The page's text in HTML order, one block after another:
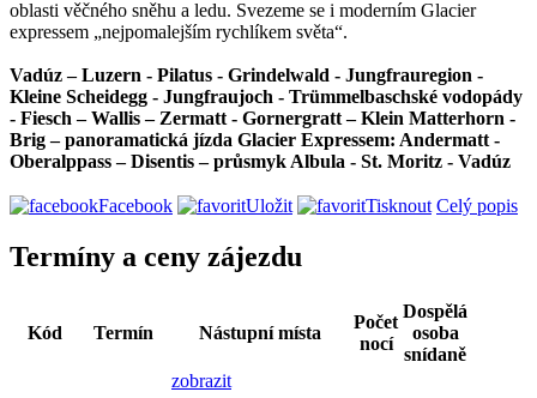
oblasti věčného sněhu a ledu. Svezeme se i moderním Glacier
expressem „nejpomalejším rychlíkem světa“.
Vadúz – Luzern - Pilatus - Grindelwald - Jungfrauregion -
Kleine Scheidegg - Jungfraujoch - Trümmelbaschské vodopády
- Fiesch – Wallis – Zermatt - Gornergratt – Klein Matterhorn -
Brig – panoramatická jízda Glacier Expressem: Andermatt -
Oberalppass – Disentis – průsmyk Albula - St. Moritz - Vadúz
Facebook Uložit Tisknout Celý popis
Termíny a ceny zájezdu
Kód Termín Nástupní místa
Počet
nocí
Dospělá
osoba
snídaně
zobrazit